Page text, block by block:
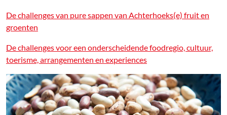
De challenges van pure sappen van Achterhoeks(e) fruit en
groenten
De challenges voor een onderscheidende foodregio, cultuur,
toerisme, arrangementen en experiences